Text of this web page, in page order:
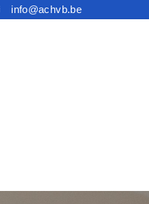
info@achvb.be